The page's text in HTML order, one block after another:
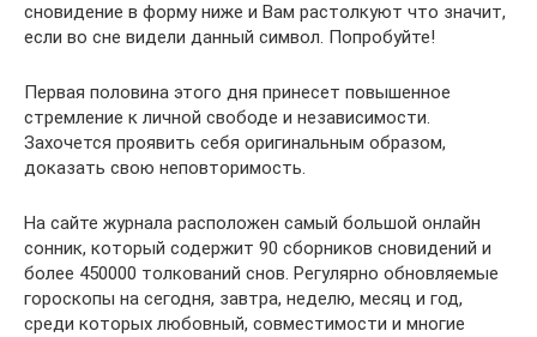
сновидение в форму ниже и Вам растолкуют что значит,
если во сне видели данный символ. Попробуйте!
Первая половина этого дня принесет повышенное
стремление к личной свободе и независимости.
Захочется проявить себя оригинальным образом,
доказать свою неповторимость.
На сайте журнала расположен самый большой онлайн
сонник, который содержит 90 сборников сновидений и
более 450000 толкований снов. Регулярно обновляемые
гороскопы на сегодня, завтра, неделю, месяц и год,
среди которых любовный, совместимости и многие